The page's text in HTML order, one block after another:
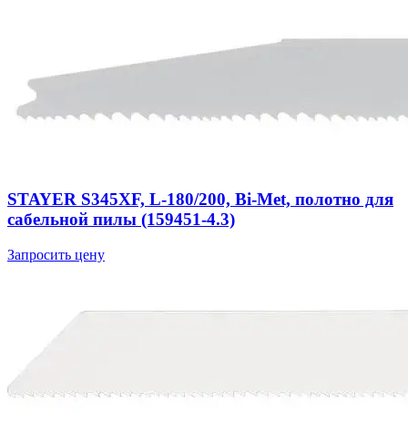
STAYER S345XF, L-180/200, Bi-Met, полотно для
сабельной пилы (159451-4.3)
Запросить цену